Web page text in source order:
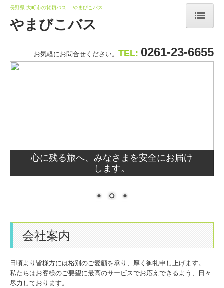
お知らせ
長野県 大町市の貸切バス やまびこバス
やまびこバス
お気軽にお問合せください。 TEL: 0261-23-6655
心に残る旅へ、みなさまを安全にお届け
します。
会社案内
日頃より皆様方には格別のご愛顧を承り、厚く御礼申し上げます。
私たちはお客様のご要望に最高のサービスでお応えできるよう、日々
尽力しております。